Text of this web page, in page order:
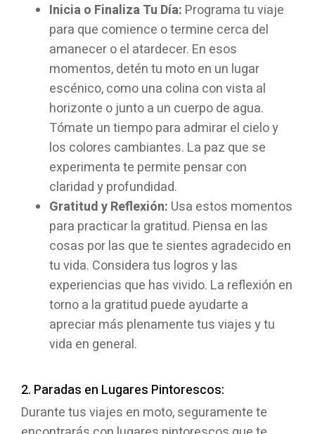
Inicia o Finaliza Tu Día: Programa tu viaje
para que comience o termine cerca del
amanecer o el atardecer. En esos
momentos, detén tu moto en un lugar
escénico, como una colina con vista al
horizonte o junto a un cuerpo de agua.
Tómate un tiempo para admirar el cielo y
los colores cambiantes. La paz que se
experimenta te permite pensar con
claridad y profundidad.
Gratitud y Reflexión: Usa estos momentos
para practicar la gratitud. Piensa en las
cosas por las que te sientes agradecido en
tu vida. Considera tus logros y las
experiencias que has vivido. La reflexión en
torno a la gratitud puede ayudarte a
apreciar más plenamente tus viajes y tu
vida en general.
2. Paradas en Lugares Pintorescos:
Durante tus viajes en moto, seguramente te